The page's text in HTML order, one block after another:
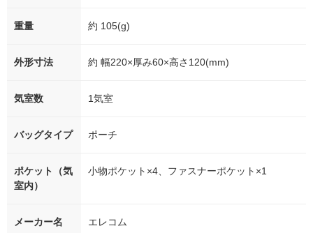
重量 約 105(g)
外形寸法 約 幅220×厚み60×高さ120(mm)
気室数 1気室
バッグタイプ ポーチ
ポケット（気
室内）
小物ポケット×4、ファスナーポケット×1
メーカー名 エレコム